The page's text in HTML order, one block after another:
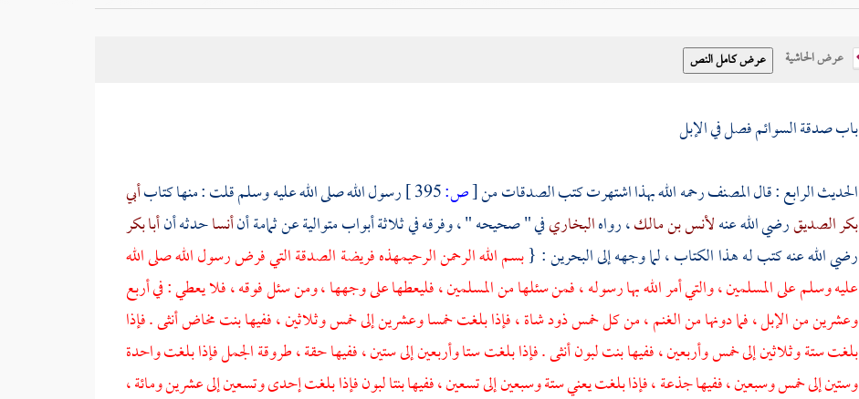
عرض الحاشية
باب صدقة السوائم فصل في الإبل
الحديث الرابع : قالالمصنفرحمه الله بهذا اشتهرت كتب الصدقات من[ص: رسول الله صلى الله عليه وسلم قلت : منها كتابأبي
بكر الصديقرضي الله عنهلأنس بن مالك، رواهالبخاريفي " صحيحه " ، وفرقه في ثلاثة أبواب متوالية عنثمامةأنأنساحدثه أنأبا بكر
رضي الله عنه كتب له هذا الكتاب ، لما وجهه إلىالبحرين: {بسم الله الرحمن الرحيمهذه فريضة الصدقة التي فرض رسول الله صلى الله
عليه وسلم على المسلمين ، والتي أمر الله بها رسوله ، فمن سئلها من المسلمين ، فليعطها على وجهها ، ومن سئل فوقه ، فلا يعطي : في أربع
وعشرين من الإبل ، فما دونها من الغنم ، من كل خمس ذود شاة ، فإذا بلغت خمسا وعشرين إلى خمس وثلاثين ، ففيها بنت مخاض أنثى . فإذا
بلغت ستة وثلاثين إلى خمس وأربعين ، ففيها بنت لبون أنثى . فإذا بلغت ستا وأربعين إلى ستين ، ففيها حقة ، طروقة الجمل فإذا بلغت واحدة
وستين إلى خمس وسبعين ، ففيها جذعة ، فإذا بلغت يعني ستة وسبعين إلى تسعين ، ففيها بنتا لبون فإذا بلغت إحدى وتسعين إلى عشرين ومائة ،